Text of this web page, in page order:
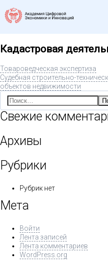
Кадастровая
Товароведческая экспертиза
Судебная строительно-
объектов недвижимости
Найти:
Свежие
Архивы
Рубрики
Рубрик нет
Мета
Войти
Лента записей
Лента комментариев
WordPress.org